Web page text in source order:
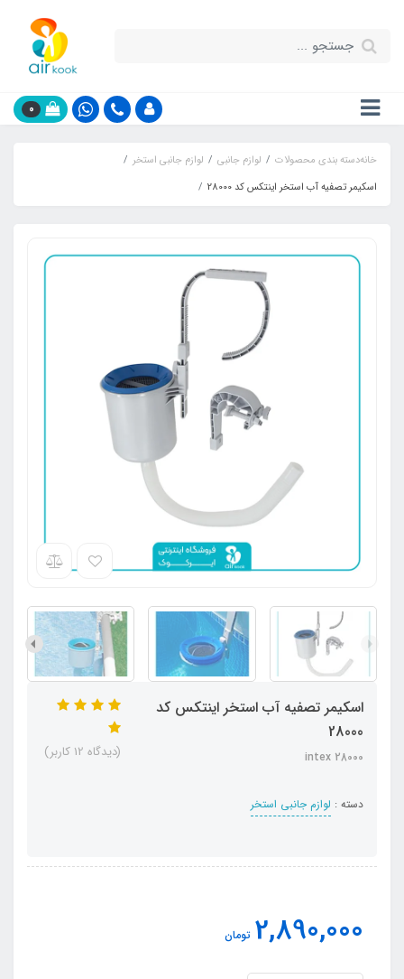
0
خانهدسته بندی محصولات لوازم جانبی
لوازم جانبی استخر
اسکیمر تصفیه آب استخر اینتکس کد 28000
اسکیمر تصفیه آب استخر اینتکس کد
28000
intex 28000
دسته : لوازم جانبی استخر
(دیدگاه 12 کاربر)
2,890,000 تومان